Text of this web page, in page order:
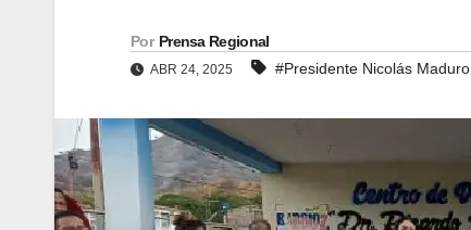
Por Prensa Regional
ABR 24, 2025 #Presidente Nicolás Maduro